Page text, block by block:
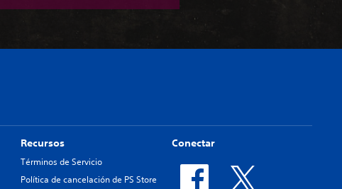
Recursos
Términos de Servicio
Política de cancelación de PS Store
Conectar